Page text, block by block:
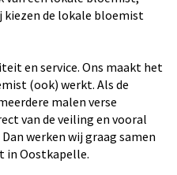
kiezen de lokale bloemist
en service. Ons maakt het
(ook) werkt. Als de
malen verse
van de veiling en vooral
werken wij graag samen
in Oostkapelle.